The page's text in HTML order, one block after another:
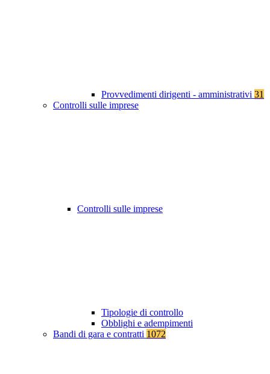
Provvedimenti dirigenti - amministrativi 31
Controlli sulle imprese
Controlli sulle imprese
Tipologie di controllo
Obblighi e adempimenti
Bandi di gara e contratti 1072